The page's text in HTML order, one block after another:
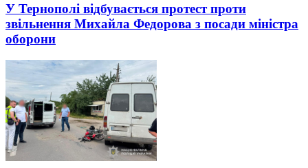
У Тернополі відбувається протест проти
звільнення Михайла Федорова з посади міністра
оборони